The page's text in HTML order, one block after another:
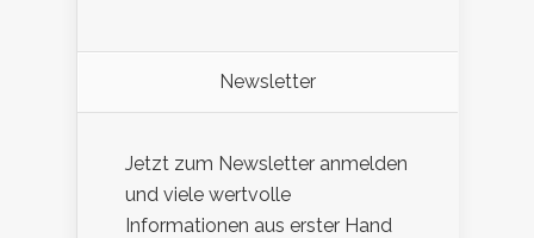
Newsletter
Jetzt zum Newsletter anmelden
und viele wertvolle
Informationen aus erster Hand